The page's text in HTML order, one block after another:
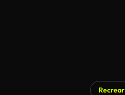
Recrear